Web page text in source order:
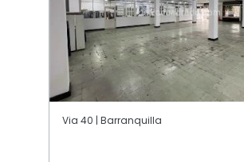
Via 40 | Barranquilla